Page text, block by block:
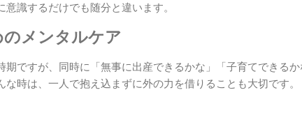
識するだけでも随分と違います。
メンタルケア
ですが、同時に「無事に出産できるかな」「子育てできる
時は、一人で抱え込まずに外の力を借りることも大切です。